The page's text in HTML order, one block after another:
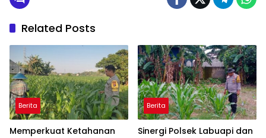
Related Posts
Berita
Memperkuat Ketahanan
Berita
Sinergi Polsek Labuapi dan